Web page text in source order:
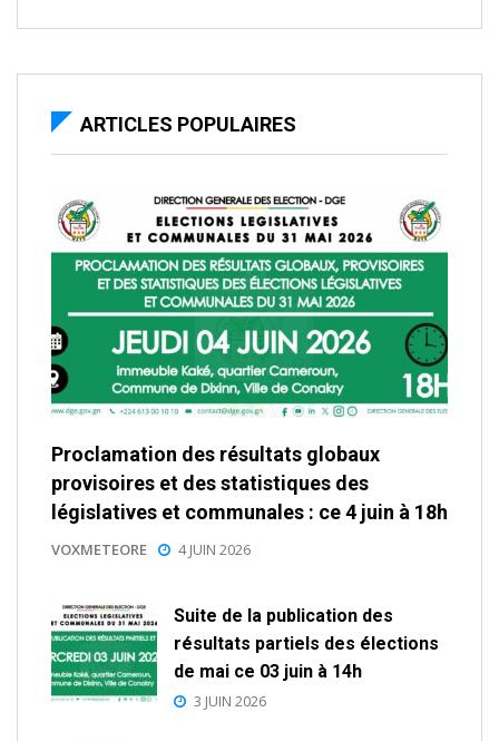
ARTICLES POPULAIRES
Proclamation des résultats globaux
provisoires et des statistiques des
législatives et communales : ce 4 juin à 18h
VOXMETEORE 4 JUIN 2026
Suite de la publication des
résultats partiels des élections
de mai ce 03 juin à 14h
3 JUIN 2026